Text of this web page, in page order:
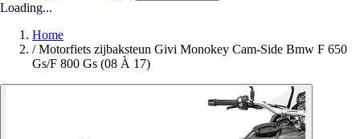
Loading...
Home
/ Motorfiets zijbaksteun Givi Monokey Cam-Side Bmw F 650
Gs/F 800 Gs (08 À 17)